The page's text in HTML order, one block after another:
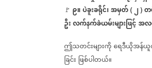
🚩 ၉။ပဲခူးခရိုင်၊အမှတ် ( ၂ ) တ
ဦးလက်နက်ခဲယမ်းများဖြင့်အလ
ဤသတင်းများကိုရေဒီယိုအန်ယူဂ
ခြင်း ဖြစ်ပါတယ်။